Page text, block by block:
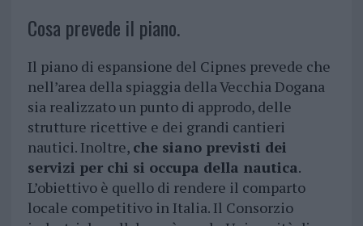
Cosa prevede il piano.
Il piano di espansione del Cipnes prevede che
nell’area della spiaggia della Vecchia Dogana
sia realizzato un punto di approdo, delle
strutture ricettive e dei grandi cantieri
nautici. Inoltre, che siano previsti dei
servizi per chi si occupa della nautica.
L’obiettivo è quello di rendere il comparto
locale competitivo in Italia. Il Consorzio